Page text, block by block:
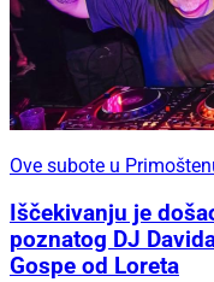
Ove subote u
Iščekivanju je
poznatog DJ
Gospe od Loreta